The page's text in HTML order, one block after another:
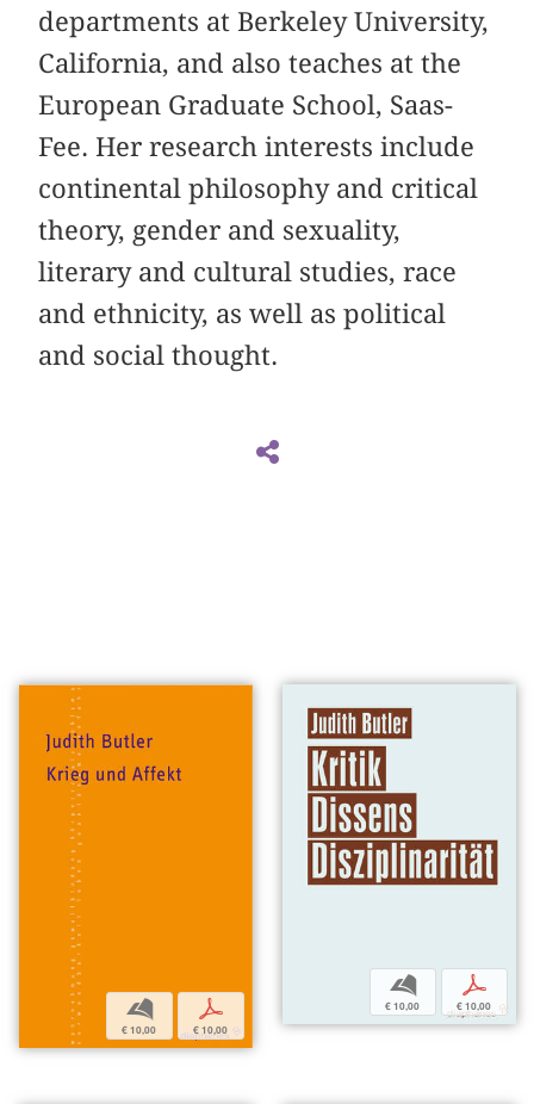
departments at Berkeley University,
California, and also teaches at the
European Graduate School, Saas-
Fee. Her research interests include
continental philosophy and critical
theory, gender and sexuality,
literary and cultural studies, race
and ethnicity, as well as political
and social thought.
b
€ 10,00
p
€ 10,00
b
€ 10,00
p
€ 10,00